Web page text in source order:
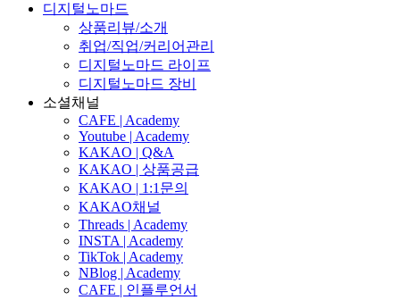
디지털노마드
상품리뷰/소개
취업/직업/커리어관리
디지털노마드 라이프
디지털노마드 장비
소셜채널
CAFE | Academy
Youtube | Academy
KAKAO | Q&A
KAKAO | 상품공급
KAKAO | 1:1문의
KAKAO채널
Threads | Academy
INSTA | Academy
TikTok | Academy
NBlog | Academy
CAFE | 인플루언서